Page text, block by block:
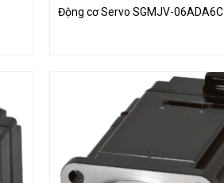
Động cơ Servo SGMJV-06ADA6C